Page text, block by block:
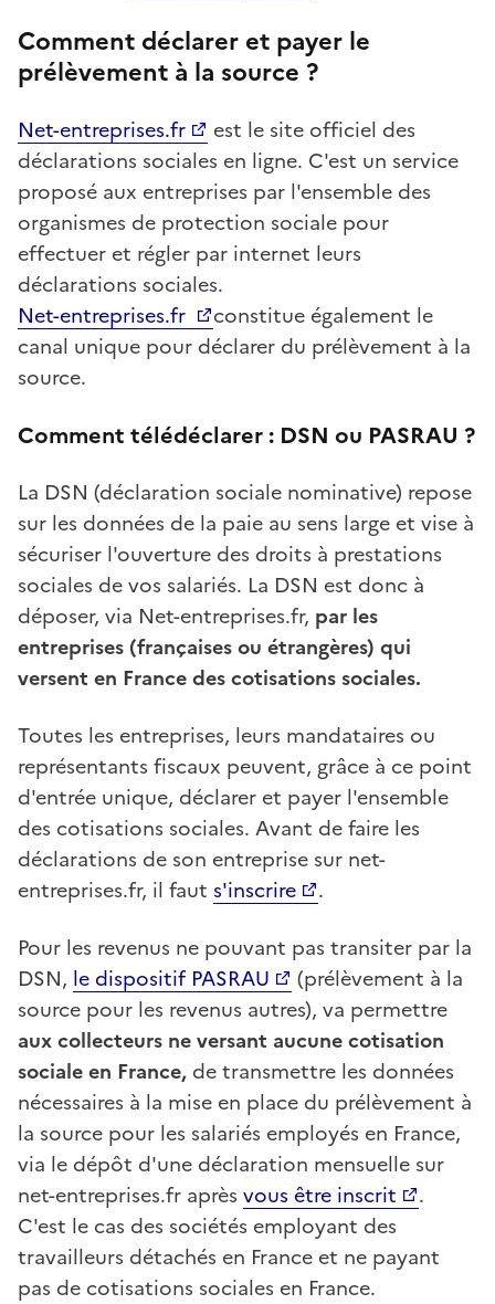
Comment déclarer et payer le
prélèvement à la source ?
Net-entreprises.fr
est le site officiel des
déclarations sociales en ligne. C'est un service
proposé aux entreprises par l'ensemble des
organismes de protection sociale pour
effectuer et régler par internet leurs
déclarations sociales.
Net-entreprises.fr
constitue également le
canal unique pour déclarer du prélèvement à la
source.
Comment télédéclarer : DSN ou PASRAU ?
La DSN (déclaration sociale nominative) repose
sur les données de la paie au sens large et vise à
sécuriser l'ouverture des droits à prestations
sociales de vos salariés. La DSN est donc à
déposer, via Net-entreprises.fr, par les
entreprises (françaises ou étrangères) qui
versent en France des cotisations sociales.
Toutes les entreprises, leurs mandataires ou
représentants fiscaux peuvent, grâce à ce point
d'entrée unique, déclarer et payer l'ensemble
des cotisations sociales. Avant de faire les
déclarations de son entreprise sur net-
entreprises.fr, il faut s'inscrire
.
Pour les revenus ne pouvant pas transiter par la
DSN, le dispositif PASRAU
(prélèvement à la
source pour les revenus autres), va permettre
aux collecteurs ne versant aucune cotisation
sociale en France, de transmettre les données
nécessaires à la mise en place du prélèvement à
la source pour les salariés employés en France,
via le dépôt d'une déclaration mensuelle sur
net-entreprises.fr après vous être inscrit
.
C'est le cas des sociétés employant des
travailleurs détachés en France et ne payant
pas de cotisations sociales en France.